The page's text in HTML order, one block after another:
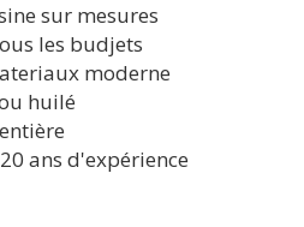
sur mesures
les budjets
moderne
huilé
ans d'expérience